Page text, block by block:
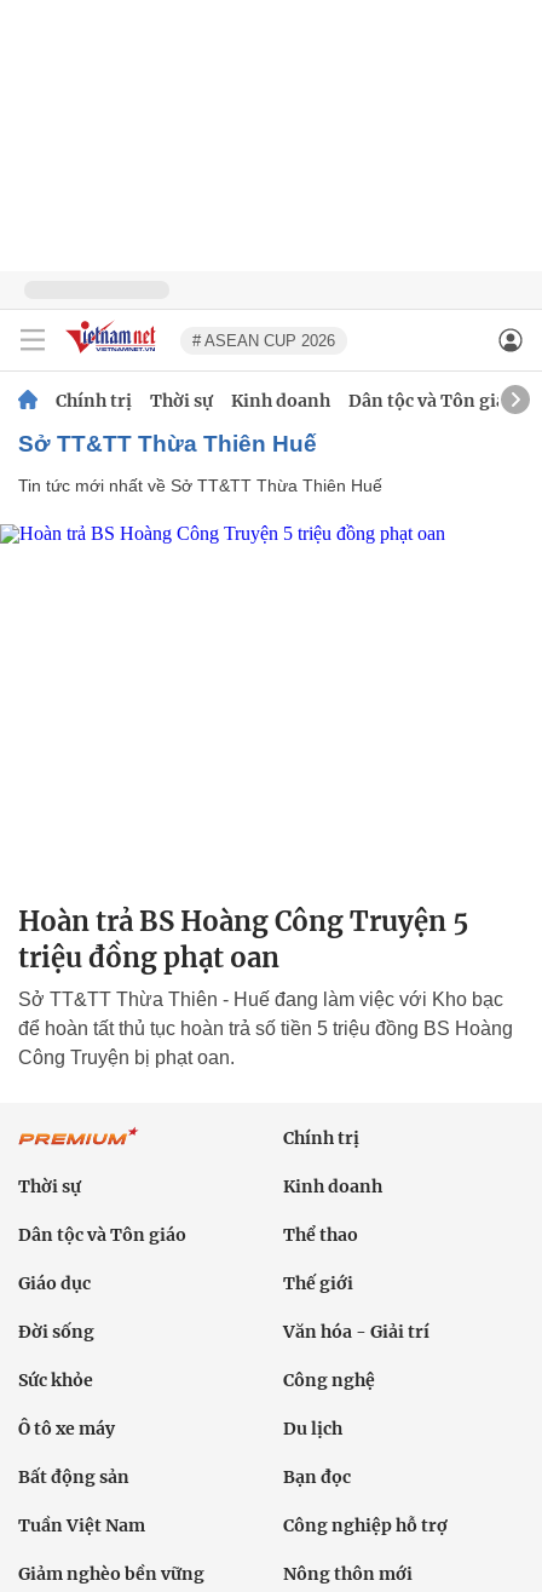
# ASEAN CUP 2026
Chính trị Thời sự Kinh doanh Dân tộc và Tôn giáo
Sở TT&TT Thừa Thiên Huế
Tin tức mới nhất về Sở TT&TT Thừa Thiên Huế
Hoàn trả BS Hoàng Công Truyện 5
triệu đồng phạt oan
Sở TT&TT Thừa Thiên - Huế đang làm việc với Kho bạc
để hoàn tất thủ tục hoàn trả số tiền 5 triệu đồng BS Hoàng
Công Truyện bị phạt oan.
Chính trị
Thời sự Kinh doanh
Dân tộc và Tôn giáo Thể thao
Giáo dục Thế giới
Đời sống Văn hóa - Giải trí
Sức khỏe Công nghệ
Ô tô xe máy Du lịch
Bất động sản Bạn đọc
Tuần Việt Nam Công nghiệp hỗ trợ
Giảm nghèo bền vững Nông thôn mới